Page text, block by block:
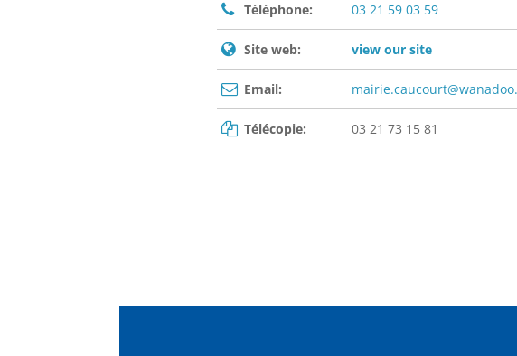
Téléphone: 03 21 59 03 59
Site web: view our site
Email:
Télécopie: 03 21 73 15 81